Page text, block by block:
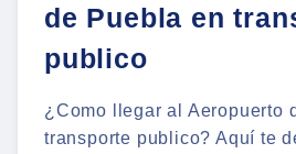
de Puebla en
publico
¿Como llegar al Aeropuerto
transporte publico? Aquí te